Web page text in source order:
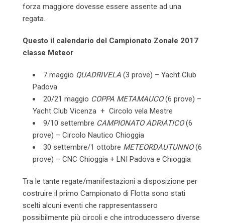
forza maggiore dovesse essere assente ad una
regata.
Questo il calendario del Campionato Zonale 2017
classe Meteor
7 maggio QUADRIVELA (3 prove) – Yacht Club
Padova
20/21 maggio COPPA METAMAUCO(6 prove) –
Yacht Club Vicenza + Circolo vela Mestre
9/10 settembre CAMPIONATO ADRIATICO(6
prove) – Circolo Nautico Chioggia
30 settembre/1 ottobre METEORDAUTUNNO(6
prove) – CNC Chioggia + LNI Padova e Chioggia
Tra le tante regate/manifestazioni a disposizione per
costruire il primo Campionato di Flotta sono stati
scelti alcuni eventi che rappresentassero
possibilmente più circoli e che introducessero diverse